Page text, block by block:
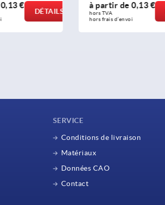
0,13 €
DÉTAILS
à partir de 0,13 €
hors TVA
hors frais d’envoi
SERVICE
Conditions de livraison
Matériaux
Données CAO
Contact